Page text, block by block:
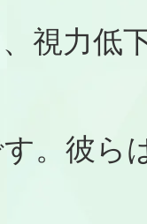
視力低
。彼ら